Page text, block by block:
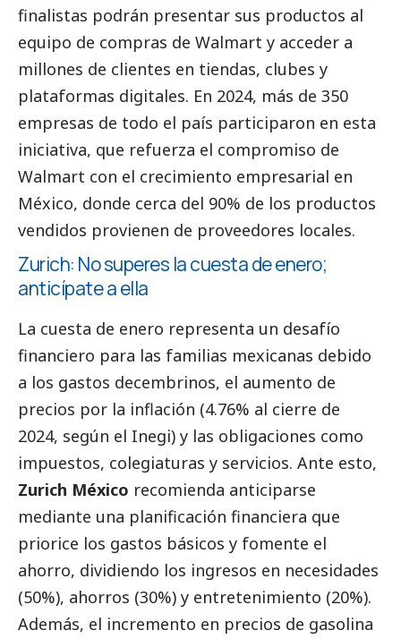
finalistas podrán presentar sus productos al
equipo de compras de Walmart y acceder a
millones de clientes en tiendas, clubes y
plataformas digitales. En 2024, más de 350
empresas de todo el país participaron en esta
iniciativa, que refuerza el compromiso de
Walmart con el crecimiento empresarial en
México, donde cerca del 90% de los productos
vendidos provienen de proveedores locales.
Zurich: No superes la cuesta de enero;
anticípate a ella
La cuesta de enero representa un desafío
financiero para las familias mexicanas debido
a los gastos decembrinos, el aumento de
precios por la inflación (4.76% al cierre de
2024, según el Inegi) y las obligaciones como
impuestos, colegiaturas y servicios. Ante esto,
Zurich México recomienda anticiparse
mediante una planificación financiera que
priorice los gastos básicos y fomente el
ahorro, dividiendo los ingresos en necesidades
(50%), ahorros (30%) y entretenimiento (20%).
Además, el incremento en precios de gasolina